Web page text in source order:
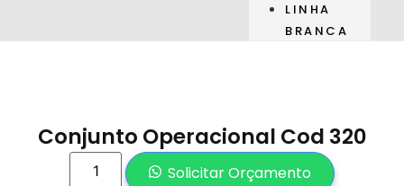
LINHA
BRANCA
Conjunto Operacional Cod 320
Solicitar Orçamento